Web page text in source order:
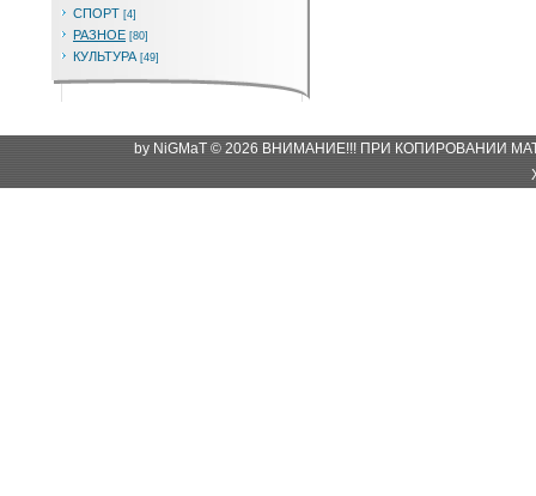
СПОРТ [4]
РАЗНОЕ [80]
КУЛЬТУРА [49]
by NiGMaT © 2026 ВНИМАНИЕ!!! ПРИ КОПИРОВАНИИ